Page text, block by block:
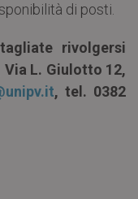
di posti.
rivolgersi
L. Giulotto 12,
, tel. 0382